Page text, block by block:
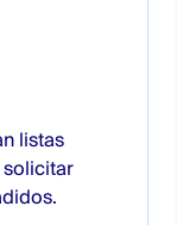
listas
solicitar